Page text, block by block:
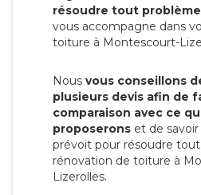
résoudre tout
vous accompagne dans
toiture à Montescourt-
Nous vous conseillons
plusieurs devis afin de
comparaison avec ce
proposerons et de
prévoit pour résoudre
rénovation de toiture à
Lizerolles.